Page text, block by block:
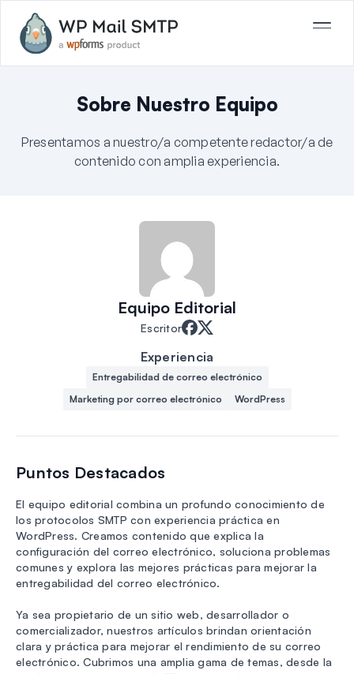
Sobre Nuestro Equipo
Presentamos a nuestro/a competente redactor/a de
contenido con amplia experiencia.
Equipo Editorial
Escritor
Experiencia
Entregabilidad de correo electrónico
Marketing por correo electrónico
WordPress
Puntos Destacados
El equipo editorial combina un profundo conocimiento de
los protocolos SMTP con experiencia práctica en
WordPress. Creamos contenido que explica la
configuración del correo electrónico, soluciona problemas
comunes y explora las mejores prácticas para mejorar la
entregabilidad del correo electrónico.
Ya sea propietario de un sitio web, desarrollador o
comercializador, nuestros artículos brindan orientación
clara y práctica para mejorar el rendimiento de su correo
electrónico. Cubrimos una amplia gama de temas, desde la